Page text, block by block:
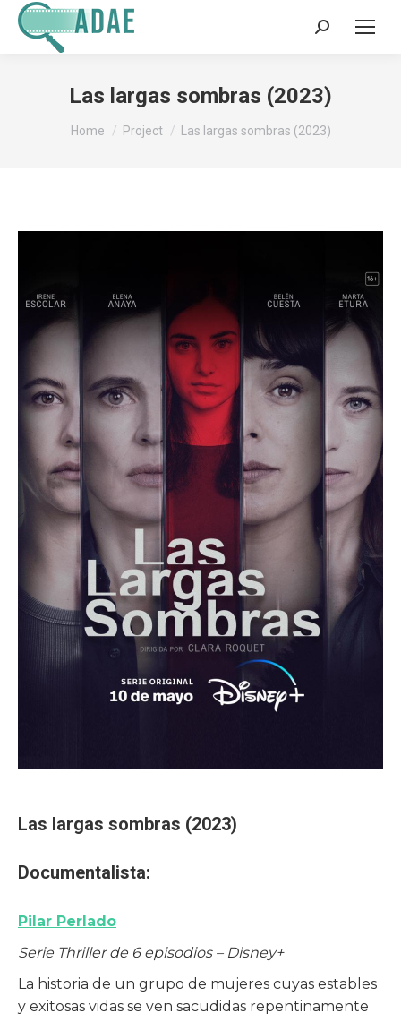
Search:
Las largas sombras (2023)
You are here:
Home Project Las largas sombras (2023)
Las largas sombras (2023)
Documentalista:
Pilar Perlado
Serie Thrillerde 6 episodios – Disney+
La historia de un grupo de mujeres cuyas estables
y exitosas vidas se ven sacudidas repentinamente